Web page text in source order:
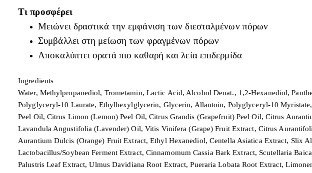
Τι προσφέρει
Μειώνει δραστικά την εμφάνιση των διεσταλμένων πόρων
Συμβάλλει στη μείωση των φραγμένων πόρων
Αποκαλύπτει ορατά πιο καθαρή και λεία επιδερμίδα
Ingredients
Water, Methylpropanediol, Trometamin, Lactic Acid, Alcohol Denat., 1,2-Hexanediol,
Polyglyceryl-10 Laurate, Ethylhexylglycerin, Glycerin, Allantoin, Polyglyceryl-10
Peel Oil, Citrus Limon (Lemon) Peel Oil, Citrus Grandis (Grapefruit) Peel Oil, Citrus
Lavandula Angustifolia (Lavender) Oil, Vitis Vinifera (Grape) Fruit Extract, Citrus
Aurantium Dulcis (Orange) Fruit Extract, Ethyl Hexanediol, Centella Asiatica Extract, Slix
Lactobacillus/Soybean Ferment Extract, Cinnamomum Cassia Bark Extract, Scutellaria
Palustris Leaf Extract, Ulmus Davidiana Root Extract, Pueraria Lobata Root Extract,